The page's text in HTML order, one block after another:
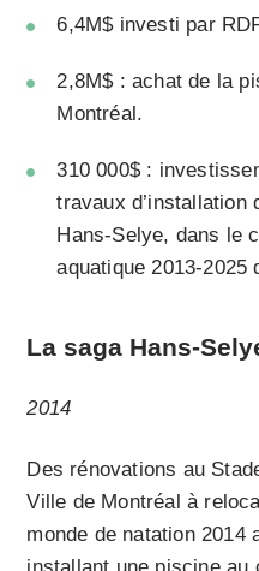
6,4M$ investi par
2,8M$ : achat de la
Montréal.
310 000$ :
travaux d’installation
Hans-Selye, dans le
aquatique 2013-2025
La saga Hans-
2014
Des rénovations au
Ville de Montréal à
monde de natation 2014